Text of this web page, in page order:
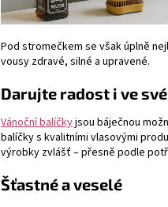
Pod stromečkem se však úplně
vousy zdravé, silné a upravené.
Darujte radost i ve
Vánoční balíčkyjsou báječnou
balíčky s kvalitními vlasovými
výrobky zvlášť – přesně podle
Šťastné a veselé